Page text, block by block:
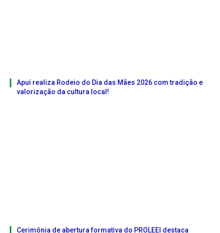
Apuí realiza Rodeio do Dia das Mães 2026 com tradição e
valorização da cultura local!
Cerimônia de abertura formativa do PROLEEI destaca